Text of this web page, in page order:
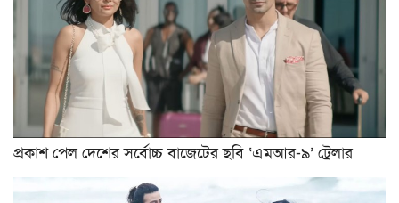
প্রকাশ পেল দেশের সর্বোচ্চ বাজেটের ছবি ‘এমআর-৯’ ট্রেলার